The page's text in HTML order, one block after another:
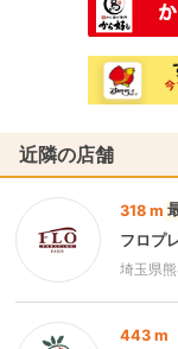
近隣の店舗
318 m
フロプ
埼玉県
443 m